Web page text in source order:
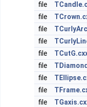
file
file
file
file
file
file
file
file
file